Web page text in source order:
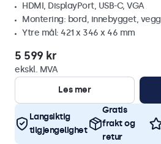
HDMI, DisplayPort, USB-C, VGA
Montering: bord, innebygget, vegg
Ytre mål: 421 x 346 x 46 mm
5 599 kr
ekskl. MVA
Les mer
Langsiktig
tilgjengelighet
Gratis
frakt og
retur